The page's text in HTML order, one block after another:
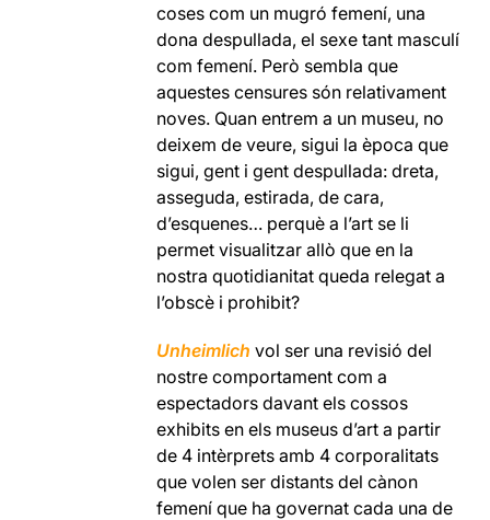
coses com un mugró femení, una
dona despullada, el sexe tant masculí
com femení. Però sembla que
aquestes censures són relativament
noves. Quan entrem a un museu, no
deixem de veure, sigui la època que
sigui, gent i gent despullada: dreta,
asseguda, estirada, de cara,
d’esquenes… perquè a l’art se li
permet visualitzar allò que en la
nostra quotidianitat queda relegat a
l’obscè i prohibit?
Unheimlich vol ser una revisió del
nostre comportament com a
espectadors davant els cossos
exhibits en els museus d’art a partir
de 4 intèrprets amb 4 corporalitats
que volen ser distants del cànon
femení que ha governat cada una de